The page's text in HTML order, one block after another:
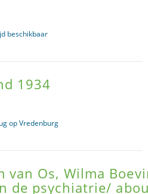
beschikbaar
1934
op Vredenburg
van Os, Wilma
de psychiatrie/